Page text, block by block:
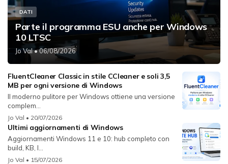
DATI
Parte il programma ESU anche per Windows
10 LTSC
Jo Val• 06/08/2026
FluentCleaner Classic in stile CCleaner e soli 3,5
MB per ogni versione di Windows
Il moderno pulitore per Windows ottiene una versione
complem...
Jo Val • 20/07/2026
Ultimi aggiornamenti di Windows
Aggiornamenti Windows 11 e 10: hub completo con
build, KB, l...
Jo Val • 15/07/2026